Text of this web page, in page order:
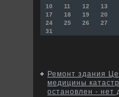
10
11 12 13
17
18 19 20
24
25 26 27
31
Ремонт здания
медицины
остановлен - нет